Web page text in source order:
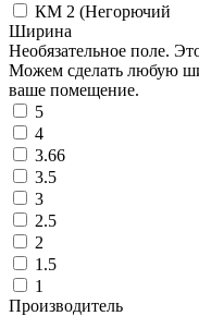
КМ 2 (Негорючий
Ширина
Необязательное поле.
Можем сделать любую
ваше помещение.
5
4
3.66
3.5
3
2.5
2
1.5
1
Производитель